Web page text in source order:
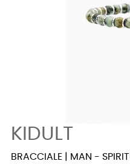
KIDULT
BRACCIALE | MAN -